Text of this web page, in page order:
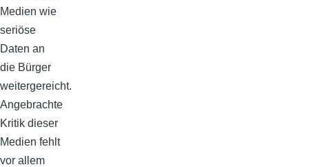
Medien wie
seriöse
Daten an
die Bürger
weitergereicht.
Angebrachte
Kritik dieser
Medien fehlt
vor allem